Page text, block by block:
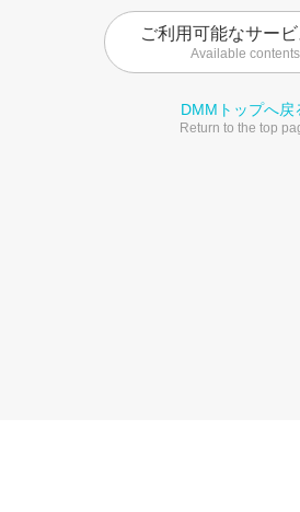
ご利用可能なサー
Available contents
DMMトップへ戻
Return to the top